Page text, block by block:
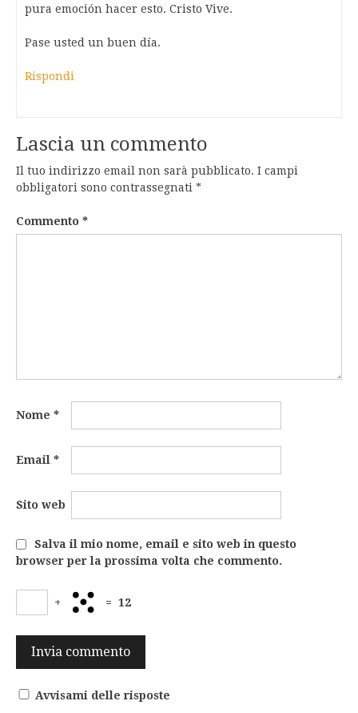
pura emoción hacer esto. Cristo Vive.
Pase usted un buen día.
Rispondi
Lascia un commento
Il tuo indirizzo email non sarà pubblicato. I campi
obbligatori sono contrassegnati *
Commento *
Nome *
Email *
Sito web
Salva il mio nome, email e sito web in questo
browser per la prossima volta che commento.
+ = 12
Avvisami delle risposte